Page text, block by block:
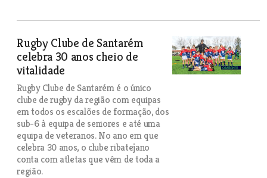
Rugby Clube de Santarém
celebra 30 anos cheio de
vitalidade
Rugby Clube de Santarém é o único
clube de rugby da região com equipas
em todos os escalões de formação, dos
sub-6 à equipa de seniores e até uma
equipa de veteranos. No ano em que
celebra 30 anos, o clube ribatejano
conta com atletas que vêm de toda a
região.